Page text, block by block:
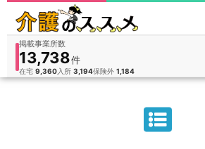
掲載事業所数
13,738件
在宅 9,360入所 3,194保険外 1,184
人
件